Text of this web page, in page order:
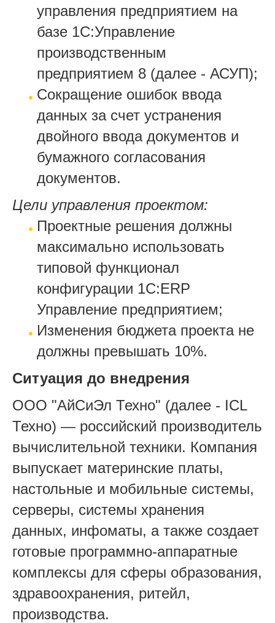
управления предприятием на
базе 1С:Управление
производственным
предприятием 8 (далее - АСУП);
Сокращение ошибок ввода
данных за счет устранения
двойного ввода документов и
бумажного согласования
документов.
Цели управления проектом:
Проектные решения должны
максимально использовать
типовой функционал
конфигурации 1С:ERP
Управление предприятием;
Изменения бюджета проекта не
должны превышать 10%.
Ситуация до внедрения
ООО "АйСиЭл Техно" (далее - ICL
Техно) — российский производитель
вычислительной техники. Компания
выпускает материнские платы,
настольные и мобильные системы,
серверы, системы хранения
данных, инфоматы, а также создает
готовые программно-аппаратные
комплексы для сферы образования,
здравоохранения, ритейл,
производства.